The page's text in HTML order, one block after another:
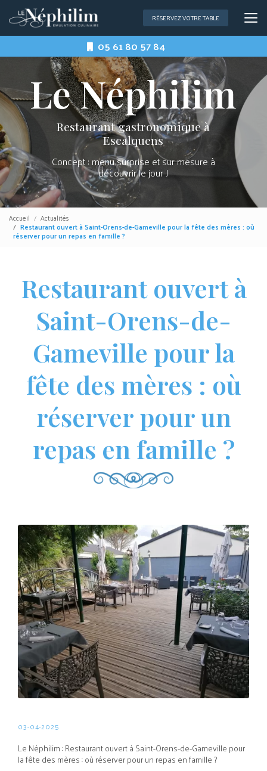
contenu
principal 05 61 80 57 84
RÉSERVEZ VOTRE TABLE
Restaurant gastronomique à
Escalquens
Concept : menu surprise et sur mesure à
découvrir le jour J
Accueil Actualités
Restaurant ouvert à Saint-Orens-de-Gameville pour la fête des mères : où
réserver pour un repas en famille ?
Restaurant ouvert à
Saint-Orens-de-
Gameville pour la
fête des mères : où
réserver pour un
repas en famille ?
03-04-2025
Le Néphilim : Restaurant ouvert à Saint-Orens-de-Gameville pour
la fête des mères : où réserver pour un repas en famille ?